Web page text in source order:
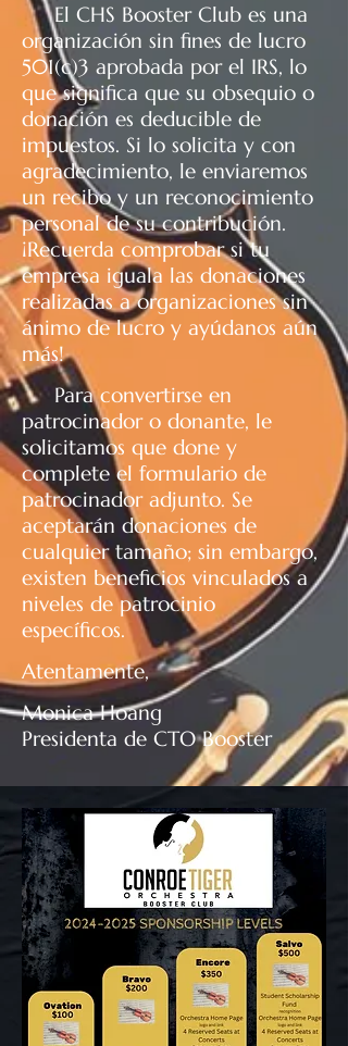
​ El CHS Booster Club es una
organización sin fines de lucro
501(c)3 aprobada por el IRS, lo
que significa que su obsequio o
donación es deducible de
impuestos. Si lo solicita y con
agradecimiento, le enviaremos
un recibo y un reconocimiento
personal de su contribución.
¡Recuerda comprobar si tu
empresa iguala las donaciones
realizadas a organizaciones sin
ánimo de lucro y ayúdanos aún
más!
Para convertirse en
patrocinador o donante, le
solicitamos que done y
complete el formulario de
patrocinador adjunto. Se
aceptarán donaciones de
cualquier tamaño; sin embargo,
existen beneficios vinculados a
niveles de patrocinio
específicos.
Atentamente,
Monica Hoang
Presidenta de CTO Booster